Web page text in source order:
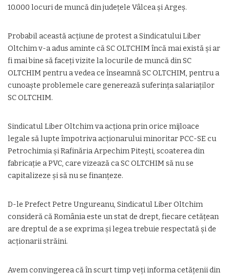
10.000 locuri de muncă din județele Vâlcea și Argeș.
Probabil această acțiune de protest a Sindicatului Liber
Oltchim v-a adus aminte că SC OLTCHIM încă mai există și ar
fi mai bine să faceți vizite la locurile de muncă din SC
OLTCHIM pentru a vedea ce înseamnă SC OLTCHIM, pentru a
cunoaște problemele care generează suferința salariaților
SC OLTCHIM.
Sindicatul Liber Oltchim va acționa prin orice mijloace
legale să lupte împotriva acționarului minoritar PCC-SE cu
Petrochimia și Rafinăria Arpechim Pitești, scoaterea din
fabricație a PVC, care vizează ca SC OLTCHIM să nu se
capitalizeze și să nu se finanțeze.
D-le Prefect Petre Ungureanu, Sindicatul Liber Oltchim
consideră că România este un stat de drept, fiecare cetățean
are dreptul de a se exprima și legea trebuie respectată și de
acționarii străini.
Avem convingerea că în scurt timp veți informa cetățenii din